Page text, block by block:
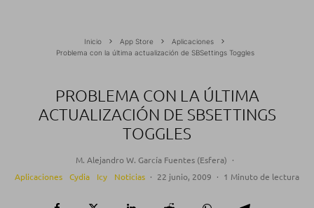
Inicio App Store
Aplicaciones
Problema con la última actualización de SBSettings Toggles
PROBLEMA CON LA ÚLTIMA
ACTUALIZACIÓN DE SBSETTINGS
TOGGLES
M. Alejandro W. García Fuentes (Esfera) ·
Aplicaciones
Cydia Icy Noticias · 22 junio, 2009 · 1 Minuto de lectura